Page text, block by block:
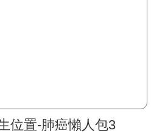
位置-肺癌懶人包3